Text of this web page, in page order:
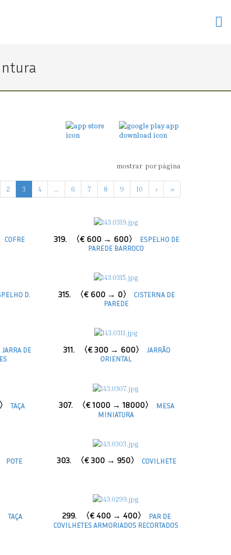
mostrar por página
2 3 4 ... 6 7 8 9 10 › »
COFRE 319. 〈€ 600 → 600〉
ESPELHO DE
PAREDE BARROCO
D.
315. 〈€ 600 → 0〉
CISTERNA DE
PAREDE
JARRA DE
311. 〈€ 300 → 600〉
JARRÃO
ORIENTAL
TAÇA 307. 〈€ 1000 → 18000〉
MESA
MINIATURA
POTE 303. 〈€ 300 → 950〉 COVILHETE
TAÇA 299. 〈€ 400 → 400〉
PAR DE
COVILHETES ARMORIADOS RECORTADOS